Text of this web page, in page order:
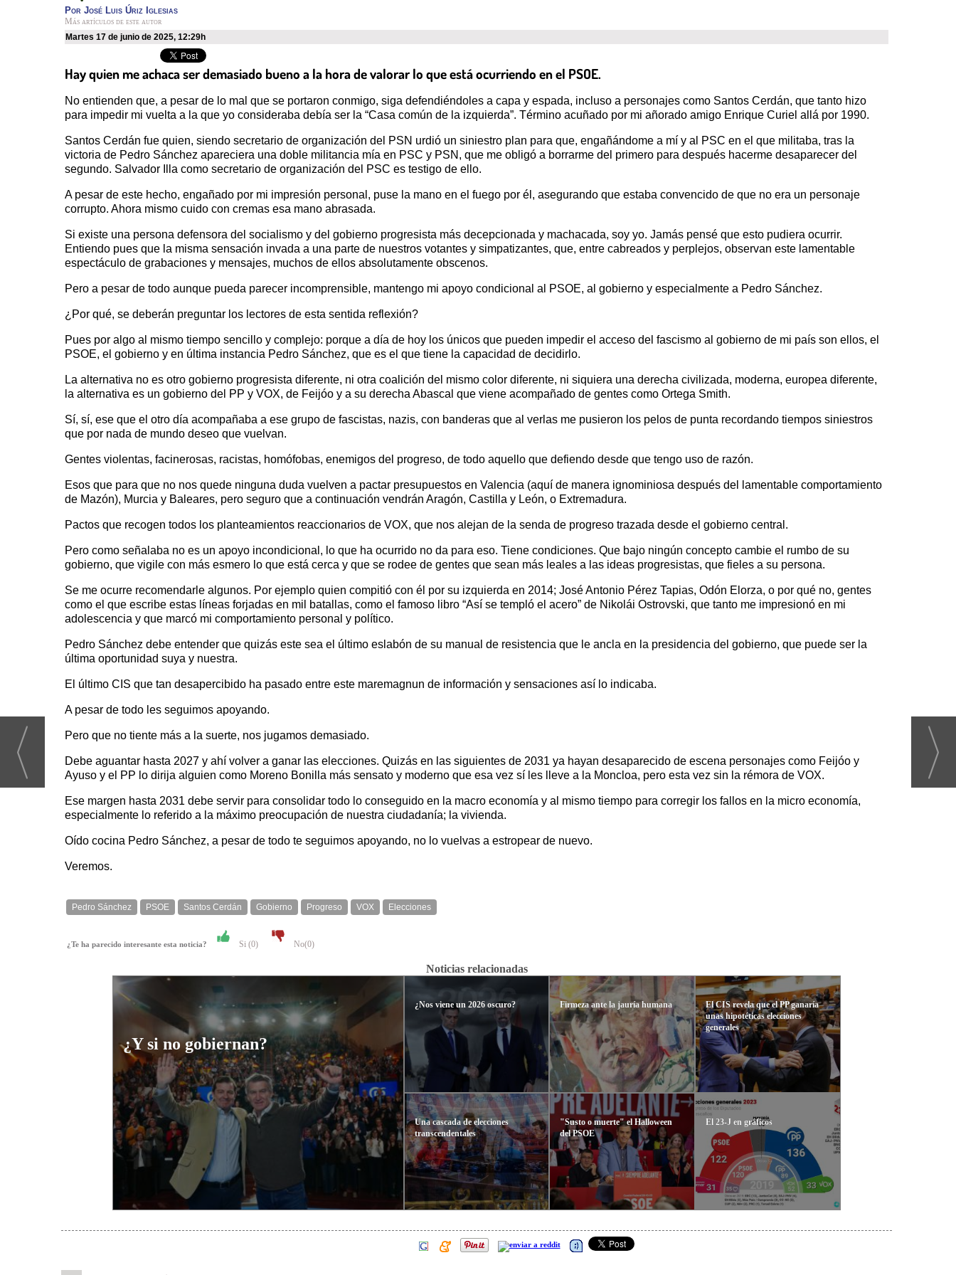
Por José Luis Úriz Iglesias
Más artículos de este autor
martes 17 de junio de 2025, 12:29h
Hay quien me achaca ser demasiado bueno a la hora de valorar lo que está ocurriendo en el PSOE.
No entienden que, a pesar de lo mal que se portaron conmigo, siga defendiéndoles a capa y espada, incluso a personajes como Santos Cerdán, que tanto hizo
para impedir mi vuelta a la que yo consideraba debía ser la “Casa común de la izquierda”. Término acuñado por mi añorado amigo Enrique Curiel allá por 1990.
Santos Cerdán fue quien, siendo secretario de organización del PSN urdió un siniestro plan para que, engañándome a mí y al PSC en el que militaba, tras la
victoria de Pedro Sánchez apareciera una doble militancia mía en PSC y PSN, que me obligó a borrarme del primero para después hacerme desaparecer del
segundo. Salvador Illa como secretario de organización del PSC es testigo de ello.
A pesar de este hecho, engañado por mi impresión personal, puse la mano en el fuego por él, asegurando que estaba convencido de que no era un personaje
corrupto. Ahora mismo cuido con cremas esa mano abrasada.
Si existe una persona defensora del socialismo y del gobierno progresista más decepcionada y machacada, soy yo. Jamás pensé que esto pudiera ocurrir.
Entiendo pues que la misma sensación invada a una parte de nuestros votantes y simpatizantes, que, entre cabreados y perplejos, observan este lamentable
espectáculo de grabaciones y mensajes, muchos de ellos absolutamente obscenos.
Pero a pesar de todo aunque pueda parecer incomprensible, mantengo mi apoyo condicional al PSOE, al gobierno y especialmente a Pedro Sánchez.
¿Por qué, se deberán preguntar los lectores de esta sentida reflexión?
Pues por algo al mismo tiempo sencillo y complejo: porque a día de hoy los únicos que pueden impedir el acceso del fascismo al gobierno de mi país son ellos, el
PSOE, el gobierno y en última instancia Pedro Sánchez, que es el que tiene la capacidad de decidirlo.
La alternativa no es otro gobierno progresista diferente, ni otra coalición del mismo color diferente, ni siquiera una derecha civilizada, moderna, europea diferente,
la alternativa es un gobierno del PP y VOX, de Feijóo y a su derecha Abascal que viene acompañado de gentes como Ortega Smith.
Sí, sí, ese que el otro día acompañaba a ese grupo de fascistas, nazis, con banderas que al verlas me pusieron los pelos de punta recordando tiempos siniestros
que por nada de mundo deseo que vuelvan.
Gentes violentas, facinerosas, racistas, homófobas, enemigos del progreso, de todo aquello que defiendo desde que tengo uso de razón.
Esos que para que no nos quede ninguna duda vuelven a pactar presupuestos en Valencia (aquí de manera ignominiosa después del lamentable comportamiento
de Mazón), Murcia y Baleares, pero seguro que a continuación vendrán Aragón, Castilla y León, o Extremadura.
Pactos que recogen todos los planteamientos reaccionarios de VOX, que nos alejan de la senda de progreso trazada desde el gobierno central.
Pero como señalaba no es un apoyo incondicional, lo que ha ocurrido no da para eso. Tiene condiciones. Que bajo ningún concepto cambie el rumbo de su
gobierno, que vigile con más esmero lo que está cerca y que se rodee de gentes que sean más leales a las ideas progresistas, que fieles a su persona.
Se me ocurre recomendarle algunos. Por ejemplo quien compitió con él por su izquierda en 2014; José Antonio Pérez Tapias, Odón Elorza, o por qué no, gentes
como el que escribe estas líneas forjadas en mil batallas, como el famoso libro “Así se templó el acero” de Nikolái Ostrovski, que tanto me impresionó en mi
adolescencia y que marcó mi comportamiento personal y político.
Pedro Sánchez debe entender que quizás este sea el último eslabón de su manual de resistencia que le ancla en la presidencia del gobierno, que puede ser la
última oportunidad suya y nuestra.
El último CIS que tan desapercibido ha pasado entre este maremagnun de información y sensaciones así lo indicaba.
A pesar de todo les seguimos apoyando.
Pero que no tiente más a la suerte, nos jugamos demasiado.
Debe aguantar hasta 2027 y ahí volver a ganar las elecciones. Quizás en las siguientes de 2031 ya hayan desaparecido de escena personajes como Feijóo y
Ayuso y el PP lo dirija alguien como Moreno Bonilla más sensato y moderno que esa vez sí les lleve a la Moncloa, pero esta vez sin la rémora de VOX.
Ese margen hasta 2031 debe servir para consolidar todo lo conseguido en la macro economía y al mismo tiempo para corregir los fallos en la micro economía,
especialmente lo referido a la máximo preocupación de nuestra ciudadanía; la vivienda.
Oído cocina Pedro Sánchez, a pesar de todo te seguimos apoyando, no lo vuelvas a estropear de nuevo.
Veremos.
Pedro Sánchez PSOE Santos Cerdán Gobierno Progreso VOX Elecciones
¿Te ha parecido interesante esta noticia? Si (0) No(0)
Noticias relacionadas
¿Y si no gobiernan?
¿Nos viene un 2026 oscuro?
Una cascada de elecciones
transcendentales
Firmeza ante la jauría humana
"Susto o muerte" el Halloween
del PSOE
El CIS revela que el PP ganaría
unas hipotéticas elecciones
generales
El 23-J en gráficos